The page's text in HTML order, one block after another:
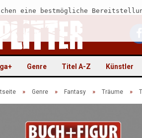
eine bestmögliche
Genre Titel A-Z Künstler
» Genre » Fantasy » Träume »